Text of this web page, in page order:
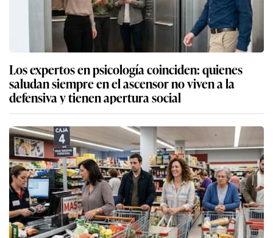
Los expertos en psicología coinciden: quienes
saludan siempre en el ascensor no viven a la
defensiva y tienen apertura social